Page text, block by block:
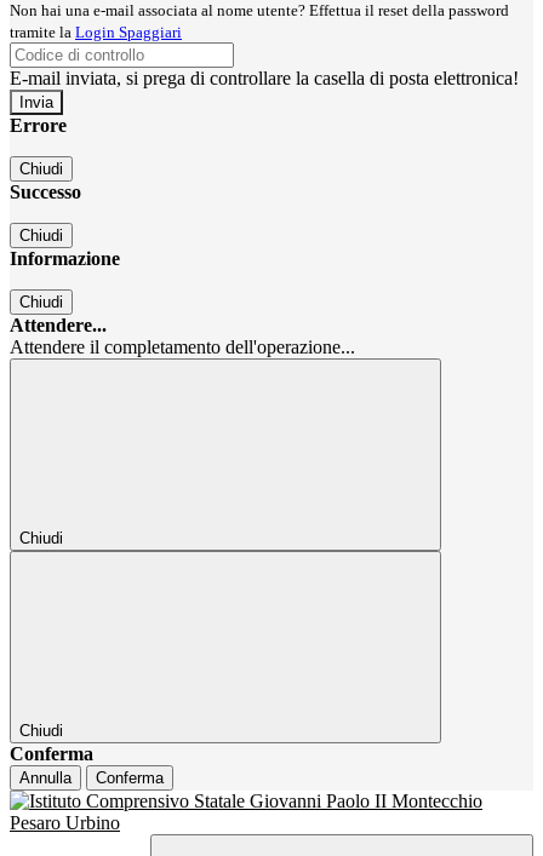
Non hai una e-mail associata al nome utente? Effettua il reset della password
tramite la Login Spaggiari
E-mail inviata, si prega di controllare la casella di posta elettronica!
Errore
Chiudi
Successo
Chiudi
Informazione
Chiudi
Attendere...
Attendere il completamento dell'operazione...
Chiudi
Chiudi
Conferma
Annulla Conferma